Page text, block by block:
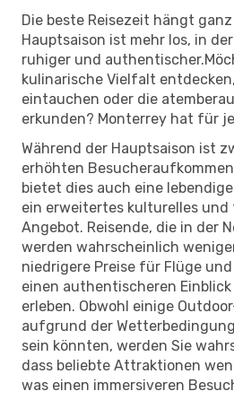
Die beste Reisezeit hängt
Hauptsaison ist mehr los, in
ruhiger und
kulinarische Vielfalt
eintauchen oder die
erkunden? Monterrey hat für
Während der Hauptsaison ist
erhöhten
bietet dies auch eine
ein erweitertes kulturelles
Angebot. Reisende, die in der
werden wahrscheinlich
niedrigere Preise für Flüge
einen authentischeren Einblick
erleben. Obwohl einige
aufgrund der
sein könnten, werden Sie
dass beliebte Attraktionen
was einen immersiveren